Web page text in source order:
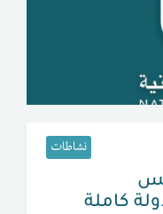
نشاطات
كاملة